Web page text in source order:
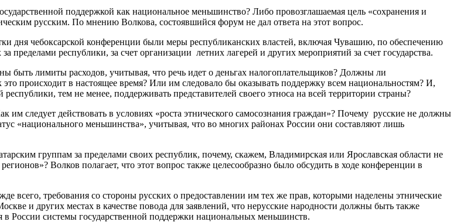
поддержкой как национальное меньшинство? Либо провозглашаемая цель «сохранения и
русским. По мнению Волкова, состоявшийся форум не дал ответа на этот вопрос.
дня чебоксарской конференции были меры республиканских властей, включая Чувашию, по обеспечению
пределами республики, за счет организации летних лагерей и других мероприятий за счет государства.
быть лимиты расходов, учитывая, что речь идет о деньгах налогоплательщиков? Должны ли
происходит в настоящее время? Или им следовало бы оказывать поддержку всем национальностям? И,
тем не менее, поддерживать представителей своего этноса на всей территории страны?
следует действовать в условиях «роста этнического самосознания граждан»? Почему русские не должны
«национального меньшинства», учитывая, что во многих районах России они составляют лишь
группам за пределами своих республик, почему, скажем, Владимирская или Ярославская области не
Волков полагает, что этот вопрос также целесообразно было обсудить в ходе конференции в
всего, требования со стороны русских о предоставлении им тех же прав, которыми наделены этнические
и других местах в качестве повода для заявлений, что нерусские народности должны быть также
системы государственной поддержки национальных меньшинств.